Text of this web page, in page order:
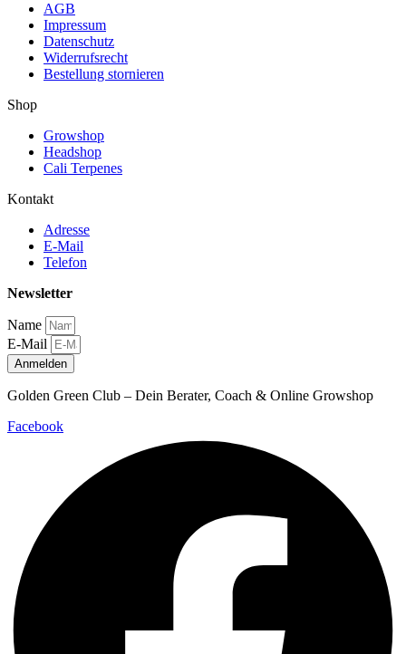
AGB
Impressum
Datenschutz
Widerrufsrecht
Bestellung stornieren
Shop
Growshop
Headshop
Cali Terpenes
Kontakt
Adresse
E-Mail
Telefon
Newsletter
Name
E-Mail
Anmelden
Golden Green Club – Dein Berater, Coach & Online Growshop
Facebook